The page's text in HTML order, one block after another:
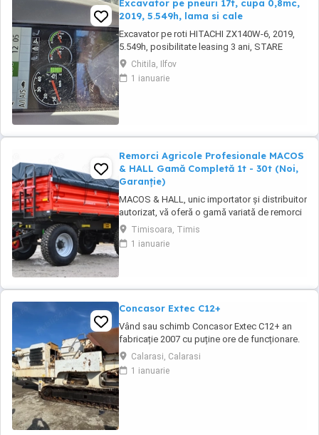
Excavator pe pneuri 17t, cupa 0,8mc,
2019, 5.549h, lama si cale
Excavator pe roti HITACHI ZX140W-6, 2019,
5.549h, posibilitate leasing 3 ani, STARE
FOARTE BUNA. Se poate vedea si proba in
Chitila , sos de Centura Bucuresti la UTIROM
INVEST SRL
Chitila, Ilfov
1 ianuarie
Remorci Agricole Profesionale MACOS
& HALL Gamă Completă 1t - 30t (Noi,
Garanție)
MACOS & HALL, unic importator și distribuitor
autorizat, vă oferă o gamă variată de remorci
agricole și tehnologice, special concepute
pentru a răspunde nevoilor fermierilor
moderni. Toate produsele noastre sunt
în exploatare. Gama ...
Timisoara, Timis
1 ianuarie
Concasor Extec C12+
Vând sau schimb Concasor Extec C12+ an
fabricație 2007 cu puține ore de funcționare.
Calarasi, Calarasi
1 ianuarie